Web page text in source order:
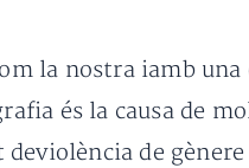
la nostra iamb
és la causa de
de